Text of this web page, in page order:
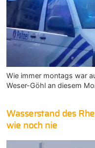
Wie immer montags war
Weser-Göhl an diesem
Wasserstand des
wie noch nie